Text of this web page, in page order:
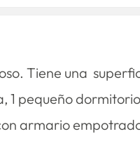
Tiene una
1 pequeño
armario